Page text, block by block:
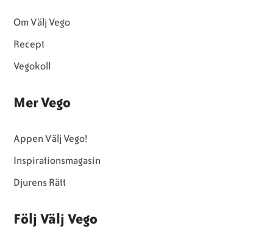
Om Välj Vego
Recept
Vegokoll
Mer Vego
Appen Välj Vego!
Inspirationsmagasin
Djurens Rätt
Följ Välj Vego